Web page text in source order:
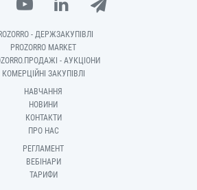
- ДЕРЖЗАКУПІВЛІ
PROZORRO MARKET
- АУКЦІОНИ
КОМЕРЦІЙНІ ЗАКУПІВЛІ
НАВЧАННЯ
НОВИНИ
КОНТАКТИ
ПРО НАС
РЕГЛАМЕНТ
ВЕБІНАРИ
ТАРИФИ